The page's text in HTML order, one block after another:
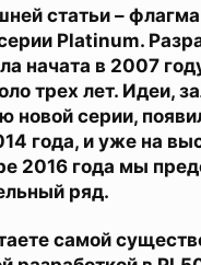
статьи –
Platinum.
начата в 2007
трех лет. Идеи,
новой серии,
года, и уже на
2016 года мы
ряд.
самой